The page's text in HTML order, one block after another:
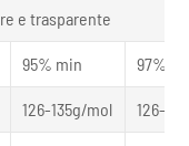
e trasparente
95% min 97%
126-135g/mol 126-